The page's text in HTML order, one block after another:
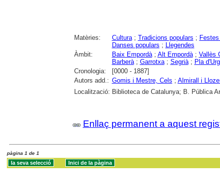
Matèries: Cultura; Tradicions populars ;
Danses populars ;
Llegendes
Àmbit:
Baix Empordà; Alt Empordà; Vallès
Barberà; Garrotxa; Segrià; Pla
Cronologia:
[0000 - 1887]
Autors add.: Gomis i Mestre, Cels ; Almirall i
Localització: Biblioteca de Catalunya; B. Pública
Enllaç permanent a aquest
pàgina 1 de 1